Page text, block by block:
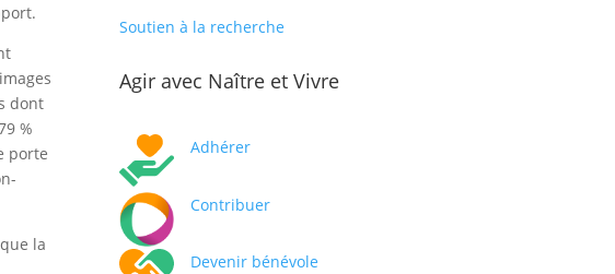
dont
%
porte
la
Soutien à la recherche
Agir avec Naître et Vivre
Adhérer
Contribuer
Devenir bénévole